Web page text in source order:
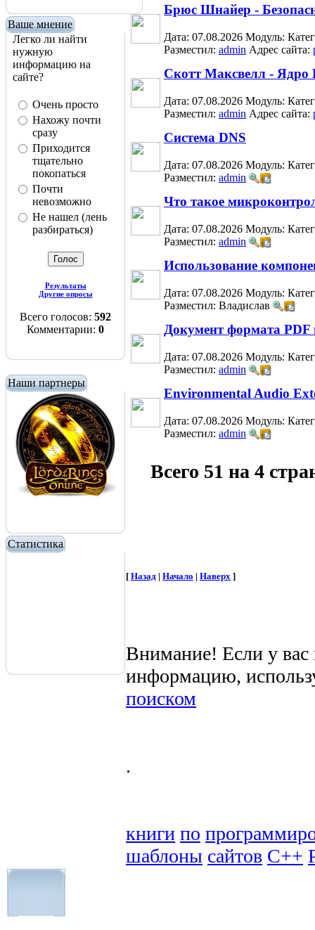
Ваше мнение
Легко ли найти
нужную
информацию на
сайте?
Очень просто
Нахожу почти
сразу
Приходится
тщательно
покопаться
Почти
невозможно
Не нашел (лень
разбираться)
Результаты
Другие опросы
Всего голосов: 592
Комментарии: 0
Наши партнеры
Статистика
Брюс Шнайер -
Дата: 07.08.2026 Модуль:
Разместил: admin Адрес сайта:
Скотт Максвелл - Ядро
Дата: 07.08.2026 Модуль:
Разместил: admin Адрес сайта:
Система DNS
Дата: 07.08.2026 Модуль:
Разместил: admin
Что такое
Дата: 07.08.2026 Модуль:
Разместил: admin
Использование
Дата: 07.08.2026 Модуль:
Разместил: Владислав
Документ формата PDF
Дата: 07.08.2026 Модуль:
Разместил: admin
Environmental Audio
Дата: 07.08.2026 Модуль:
Разместил: admin
Всего 51 на 4
[ Назад | Начало | Наверх ]
Внимание! Если у
информацию,
поиском
.
книги по
шаблоны сайтов C++